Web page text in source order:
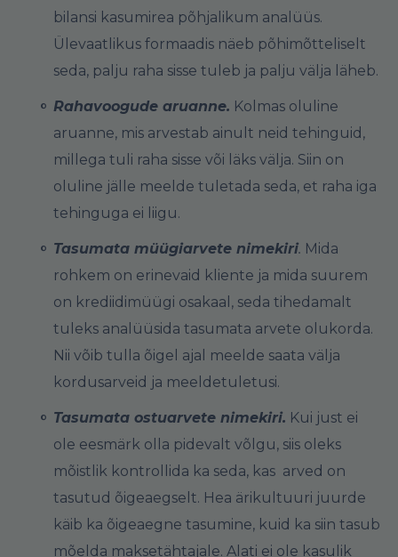
bilansi kasumirea põhjalikum analüüs.
Ülevaatlikus formaadis näeb põhimõtteliselt
seda, palju raha sisse tuleb ja palju välja läheb.
Rahavoogude aruanne. Kolmas oluline
aruanne, mis arvestab ainult neid tehinguid,
millega tuli raha sisse või läks välja. Siin on
oluline jälle meelde tuletada seda, et raha iga
tehinguga ei liigu.
Tasumata müügiarvete nimekiri. Mida
rohkem on erinevaid kliente ja mida suurem
on krediidimüügi osakaal, seda tihedamalt
tuleks analüüsida tasumata arvete olukorda.
Nii võib tulla õigel ajal meelde saata välja
kordusarveid ja meeldetuletusi.
Tasumata ostuarvete nimekiri. Kui just ei
ole eesmärk olla pidevalt võlgu, siis oleks
mõistlik kontrollida ka seda, kas arved on
tasutud õigeaegselt. Hea ärikultuuri juurde
käib ka õigeaegne tasumine, kuid ka siin tasub
mõelda maksetähtajale. Alati ei ole kasulik